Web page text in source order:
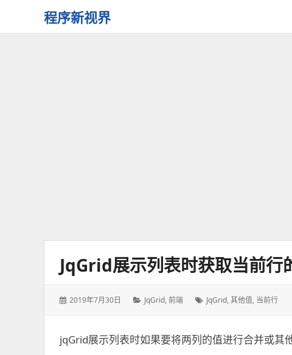
程序新视界
JqGrid展示列表时获取当前行
发
2019年7月30日
分
JqGrid,前端
标
JqGrid,其他值, 当前行
jqGrid展示列表时如果要将两列的值进行合并或其